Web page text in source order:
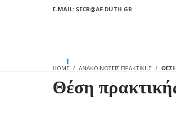
E-MAIL: SECR@AF.DUTH.GR
HOME ΑΝΑΚΟΙΝΩΣΕΙΣ ΠΡΑΚΤΙΚΗΣ
Θέση